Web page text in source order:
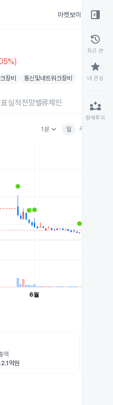
마켓보이스
장비 통신및네트워크장비
실적전망밸류체인
1분keyboard_arrow_down 일 주
액
억원
right_panel_open
history
최근 본
star
내 관심
partner_exchange
함께투자